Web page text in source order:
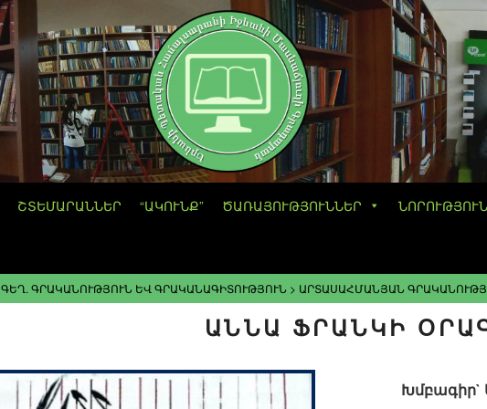
ՇՏԵՄԱՐԱՆՆԵՐ “ԱԿՈՒՆՔ” ԾԱՌԱՅՈՒԹՅՈՒՆՆԵՐ
ԳԵՂ. ԳՐԱԿԱՆՈՒԹՅՈՒՆ ԵՎ ԳՐԱԿԱՆԱԳԻՏՈՒԹՅՈՒՆ > ԱՐՏԱՍԱՀՄԱՆՅԱՆ
ԱՆՆԱ ՖՐԱՆԿԻ
Խմբագիր`